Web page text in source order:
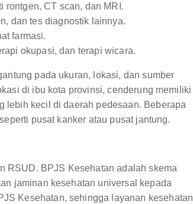
rontgen, CT scan, dan MRI.
dan tes diagnostik lainnya.
farmasi.
okupasi, dan terapi wicara.
pada ukuran, lokasi, dan sumber
di ibu kota provinsi, cenderung memiliki
lebih kecil di daerah pedesaan. Beberapa
pusat kanker atau pusat jantung.
RSUD. BPJS Kesehatan adalah skema
jaminan kesehatan universal kepada
Kesehatan, sehingga layanan kesehatan